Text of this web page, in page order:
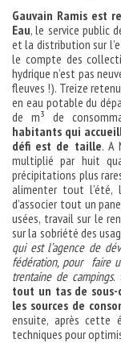
Gauvain Ramis est
Eau, le service public
et la distribution sur
le compte des
hydrique n’est pas
fleuves !). Treize
en eau potable du
de m³ de
habitants qui
défi est de taille. A
multiplié par huit
précipitations plus
alimenter tout l’été,
d’associer tout un
usées, travail sur le
sur la sobriété des
qui est l’agence de
fédération, pour faire
trentaine de campings.
tout un tas de
les sources de
ensuite, après cette
techniques pour